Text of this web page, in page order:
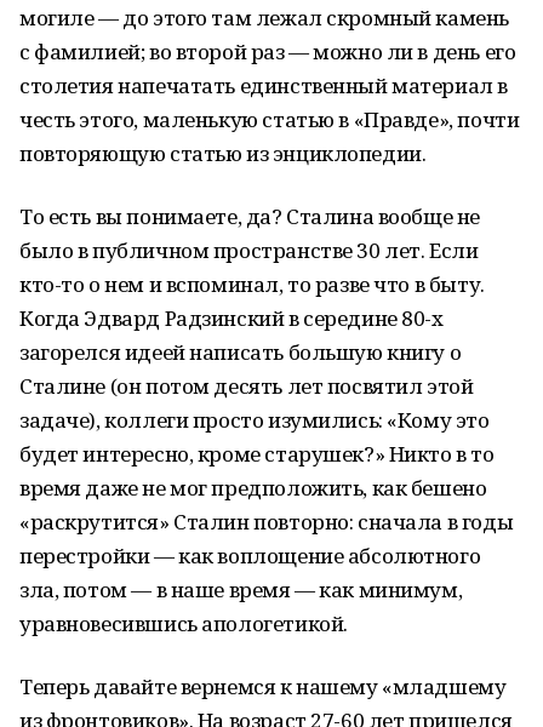
могиле — до этого там лежал скромный камень
с фамилией; во второй раз — можно ли в день его
столетия напечатать единственный материал в
честь этого, маленькую статью в «Правде», почти
повторяющую статью из энциклопедии.
То есть вы понимаете, да? Сталина вообще не
было в публичном пространстве 30 лет. Если
кто-то о нем и вспоминал, то разве что в быту.
Когда Эдвард Радзинский в середине 80-х
загорелся идеей написать большую книгу о
Сталине (он потом десять лет посвятил этой
задаче), коллеги просто изумились: «Кому это
будет интересно, кроме старушек?» Никто в то
время даже не мог предположить, как бешено
«раскрутится» Сталин повторно: сначала в годы
перестройки — как воплощение абсолютного
зла, потом — в наше время — как минимум,
уравновесившись апологетикой.
Теперь давайте вернемся к нашему «младшему
из фронтовиков». На возраст 27-60 лет пришелся